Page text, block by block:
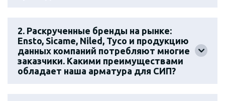
2. Раскрученные бренды на рынке:
Ensto, Sicame, Niled, Tyco и продукцию
данных компаний потребляют многие
заказчики. Какими преимуществами
обладает наша арматура для СИП?